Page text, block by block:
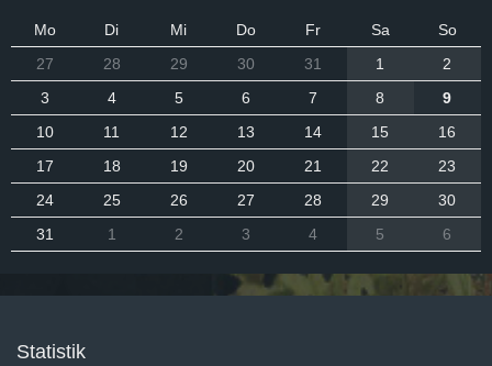
Mo Di Mi Do Fr Sa
So
27
28 29 30 31 1
2
3
4 5 6 7 8
9
10
11 12 13 14 15
16
17
18 19 20 21 22
23
24
25 26 27 28 29
30
31
1 2 3 4 5 6
Statistik